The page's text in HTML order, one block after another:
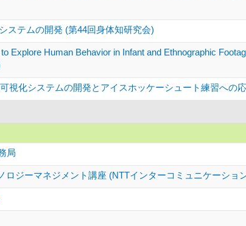
ステムの開発 (第44回身体知研究会)
Explore Human Behavior in Infant and Ethnographic
視化システムの開発とアイスホッケーシュート練習への
局
ロジーマネジメント講座 (NTTインターコミュニケーショ